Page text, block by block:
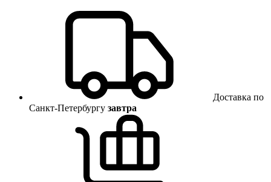
Доставка по
Санкт-Петербургу завтра